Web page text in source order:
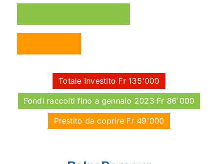
Totale investito Fr 135'000
Fondi raccolti fino a gennaio 2023 Fr 86'000
Prestito da coprire Fr 49'000